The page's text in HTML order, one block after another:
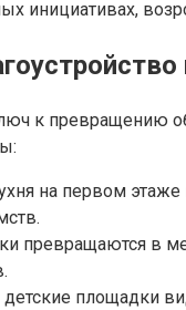
инициативах,
к
на первом
превращаются в
площадки